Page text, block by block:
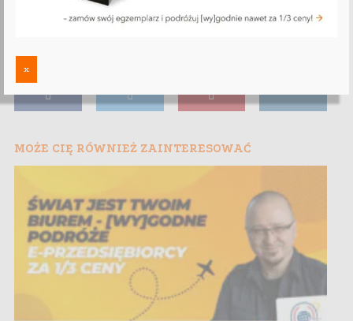
MOŻE CIĘ RÓWNIEŻ ZAINTERESOWAĆ
x